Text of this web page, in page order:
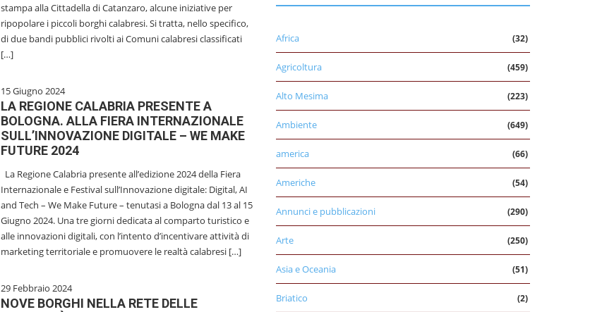
stampa alla Cittadella di Catanzaro, alcune iniziative per
ripopolare i piccoli borghi calabresi. Si tratta, nello specifico,
di due bandi pubblici rivolti ai Comuni calabresi classificati
[…]
15 Giugno 2024
LA REGIONE CALABRIA PRESENTE A
BOLOGNA. ALLA FIERA INTERNAZIONALE
SULL’INNOVAZIONE DIGITALE – WE MAKE
FUTURE 2024
La Regione Calabria presente all’edizione 2024 della Fiera
Internazionale e Festival sull’Innovazione digitale: Digital, AI
and Tech – We Make Future – tenutasi a Bologna dal 13 al 15
Giugno 2024. Una tre giorni dedicata al comparto turistico e
alle innovazioni digitali, con l’intento d’incentivare attività di
marketing territoriale e promuovere le realtà calabresi […]
29 Febbraio 2024
NOVE BORGHI NELLA RETE DELLE
Africa (32)
Agricoltura (459)
Alto Mesima (223)
Ambiente (649)
america (66)
Americhe (54)
Annunci e pubblicazioni (290)
Arte (250)
Asia e Oceania (51)
Briatico (2)